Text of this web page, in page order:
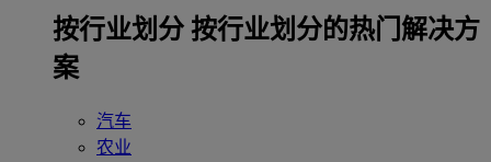
‌按行业划分 按行业划分的热门解决方
案
汽车
农业